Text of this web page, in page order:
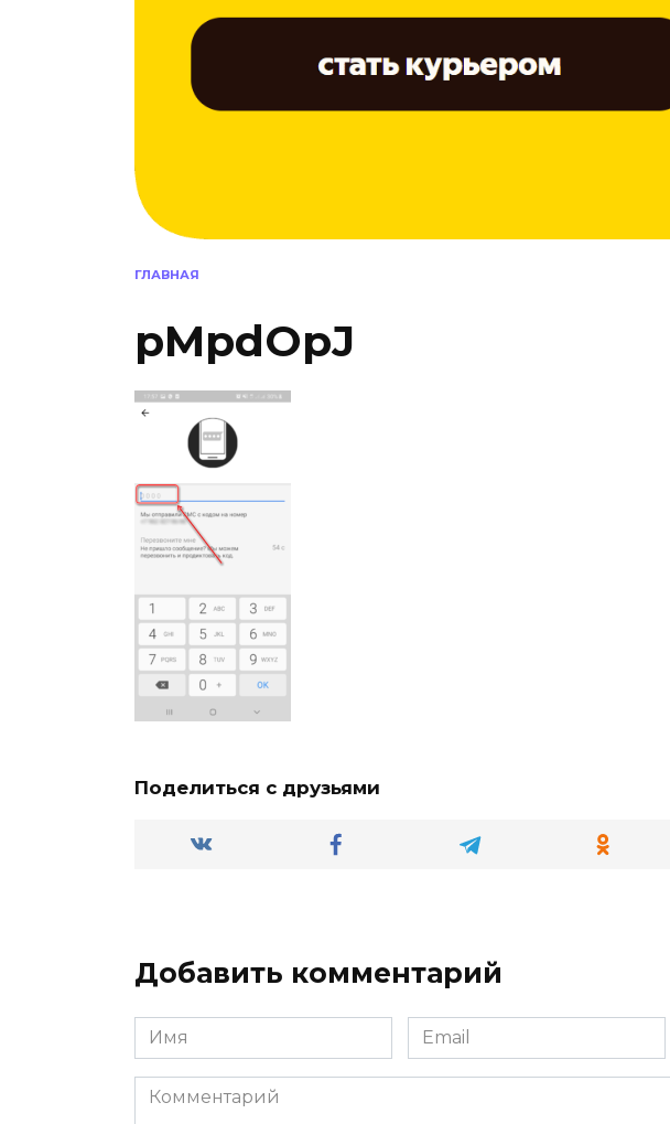
ГЛАВНАЯ
pMpdOpJ
Поделиться с друзьями
Добавить комментарий
Имя
*
Email
*
Комментарий